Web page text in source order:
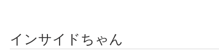
インサイドちゃん